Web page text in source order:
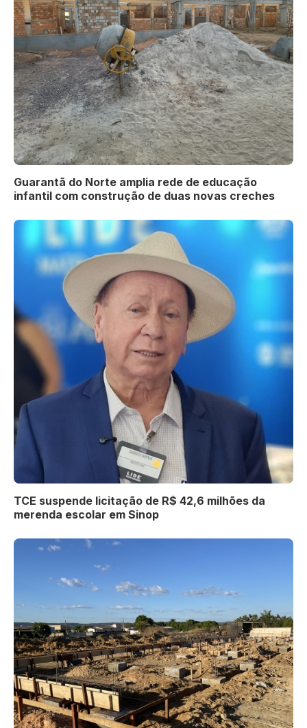
Guarantã do Norte amplia rede de educação
infantil com construção de duas novas creches
TCE suspende licitação de R$ 42,6 milhões da
merenda escolar em Sinop